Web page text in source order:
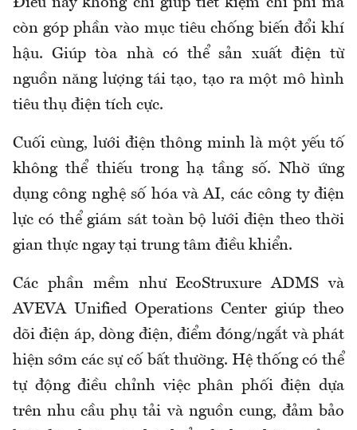
còn góp phần vào mục tiêu chống biến đổi khí
hậu. Giúp tòa nhà có thể sản xuất điện từ
nguồn năng lượng tái tạo, tạo ra một mô hình
tiêu thụ điện tích cực.
Cuối cùng, lưới điện thông minh là một yếu tố
không thể thiếu trong hạ tầng số. Nhờ ứng
dụng công nghệ số hóa và AI, các công ty điện
lực có thể giám sát toàn bộ lưới điện theo thời
gian thực ngay tại trung tâm điều khiển.
Các phần mềm như EcoStruxure ADMS và
AVEVA Unified Operations Center giúp theo
dõi điện áp, dòng điện, điểm đóng/ngắt và phát
hiện sớm các sự cố bất thường. Hệ thống có thể
tự động điều chỉnh việc phân phối điện dựa
trên nhu cầu phụ tải và nguồn cung, đảm bảo